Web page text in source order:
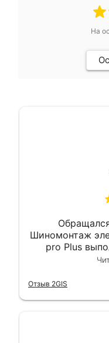
На
Шиномонтаж
pro Plus
Отзыв 2GIS